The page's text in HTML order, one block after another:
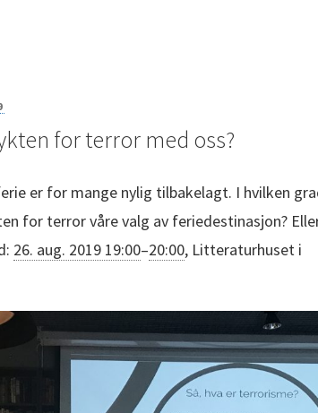
for terror med oss?
er for mange nylig tilbakelagt. I hvilken
for terror våre valg av feriedestinasjon?
26. aug. 2019 19:00–20:00, Litteraturhuset i